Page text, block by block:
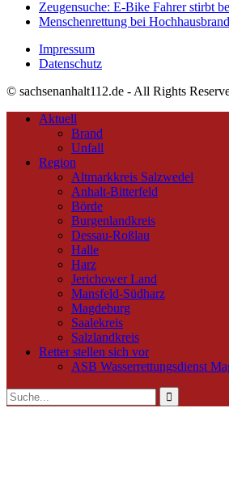
Zeugensuche: E-Bike Fahrer stirbt
Menschenrettung bei
Impressum
Datenschutz
© sachsenanhalt112.de - All Rights
Aktuell
Brand
Unfall
Region
Altmarkkreis Salzwedel
Anhalt-Bitterfeld
Börde
Burgenlandkreis
Dessau-Roßlau
Halle
Harz
Jerichower Land
Mansfeld-Südharz
Magdeburg
Saalekreis
Salzlandkreis
Retter stellen sich vor
ASB Wasserrettungsdienst